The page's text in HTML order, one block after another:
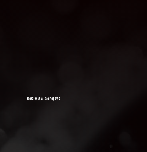
Radio AS Sarajevo